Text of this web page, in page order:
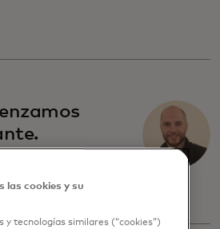
éxito, todo
las cookies y su
y tecnologías similares (“cookies”)